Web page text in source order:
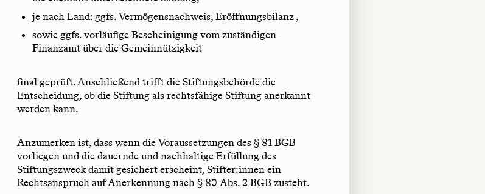
je nach Land: ggfs. Vermögensnachweis, Eröffnungsbilanz ,
sowie ggfs. vorläufige Bescheinigung vom zuständigen
Finanzamt über die Gemeinnützigkeit
final geprüft. Anschließend trifft die Stiftungsbehörde die
Entscheidung, ob die Stiftung als rechtsfähige Stiftung anerkannt
werden kann.
Anzumerken ist, dass wenn die Voraussetzungen des § 81 BGB
vorliegen und die dauernde und nachhaltige Erfüllung des
Stiftungszweck damit gesichert erscheint, Stifter:innen ein
Rechtsanspruch auf Anerkennung nach § 80 Abs. 2 BGB zusteht.